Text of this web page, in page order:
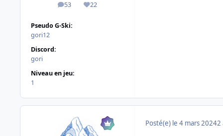
53
messages22
Réputation
Pseudo G-Ski:
gori12
Discord:
gori
Niveau en jeu:
1
Posté(e) le 4 mars 20242